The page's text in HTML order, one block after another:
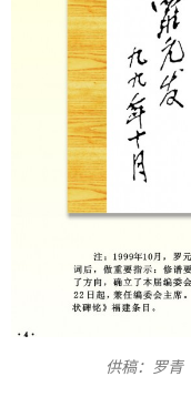
供稿：罗